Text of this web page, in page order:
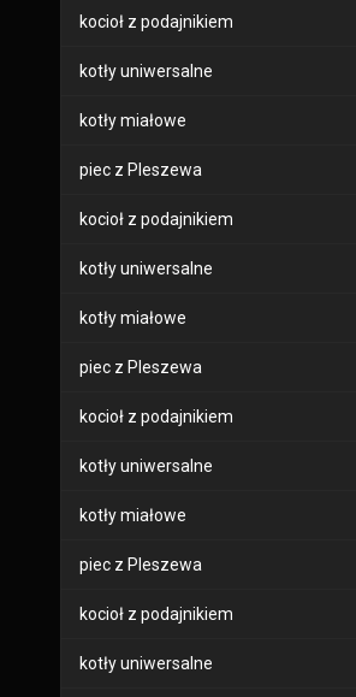
kocioł z podajnikiem
kotły uniwersalne
kotły miałowe
piec z Pleszewa
kocioł z podajnikiem
kotły uniwersalne
kotły miałowe
piec z Pleszewa
kocioł z podajnikiem
kotły uniwersalne
kotły miałowe
piec z Pleszewa
kocioł z podajnikiem
kotły uniwersalne